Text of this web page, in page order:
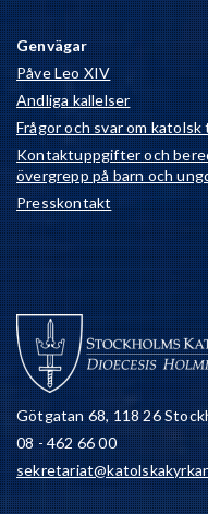
Genvägar
Påve Leo XIV
Andliga kallelser
Frågor och svar om katolsk
Kontaktuppgifter och
övergrepp på barn och
Presskontakt
Götgatan 68, 118 26
08 - 462 66 00